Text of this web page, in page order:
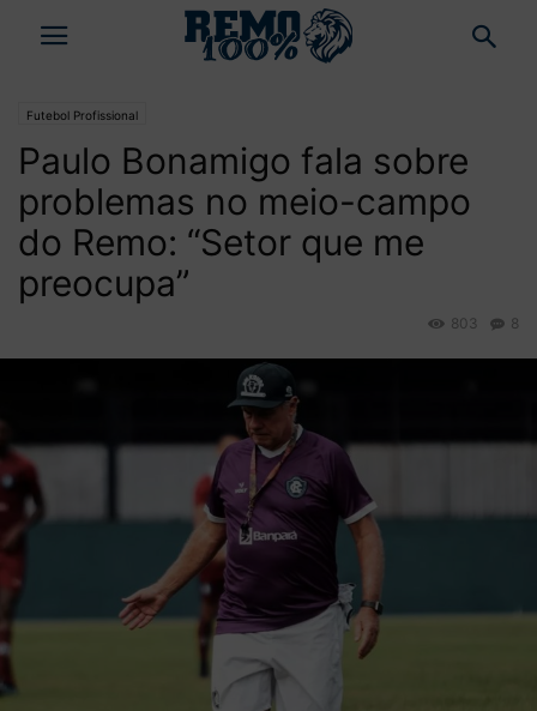
Futebol Profissional
Paulo Bonamigo fala sobre
problemas no meio-campo
do Remo: “Setor que me
preocupa”
8
803